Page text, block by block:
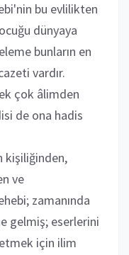
bu evlilikten
dünyaya
bunların en
vardır.
çok âlimden
de ona hadis
kişiliğinden,
ve
zamanında
gelmiş; eserlerini
için ilim